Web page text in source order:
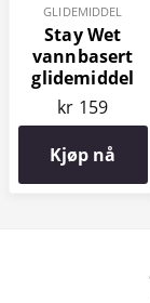
GLIDEMIDDEL
Stay Wet
vannbasert
glidemiddel
100 ml
kr 159
Kjøp nå